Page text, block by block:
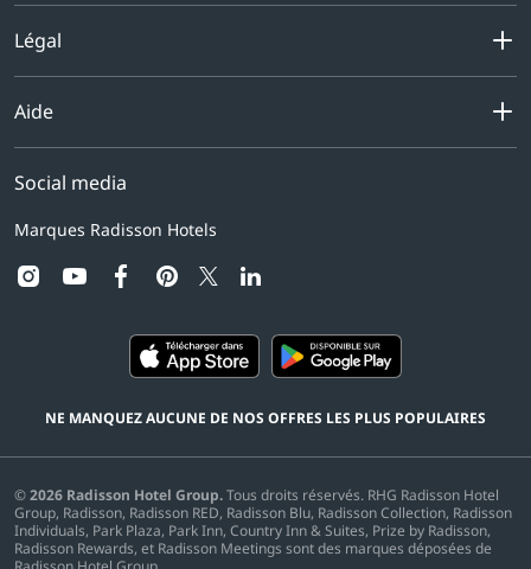
Légal
Aide
Social media
Marques Radisson Hotels
instagram
youtubefacebook
pinterest
twitter
NE MANQUEZ AUCUNE DE NOS OFFRES LES PLUS POPULAIRES
©2026 Radisson Hotel Group.Tous droits réservés. RHG Radisson Hotel
Group, Radisson, Radisson RED, Radisson Blu, Radisson Collection, Radisson
Individuals, Park Plaza, Park Inn, Country Inn & Suites, Prize by Radisson,
Radisson Rewards, et Radisson Meetings sont des marques déposées de